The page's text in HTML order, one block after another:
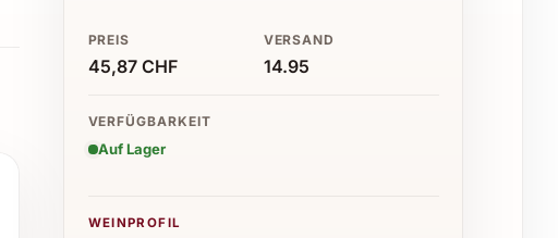
PREIS
45,87 CHF
VERSAND
14.95
VERFÜGBARKEIT
Auf Lager
WEINPROFIL